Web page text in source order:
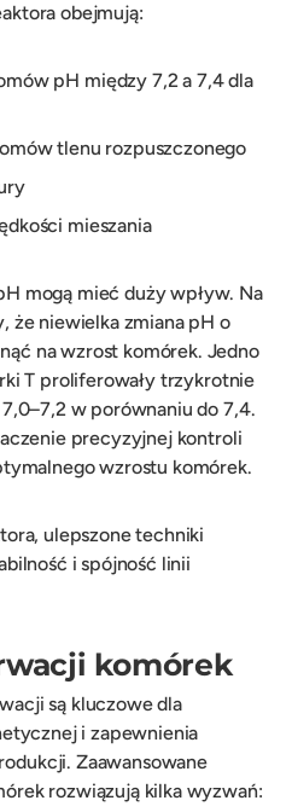
obejmują:
pH między 7,2 a 7,4 dla
tlenu rozpuszczonego
mieszania
mogą mieć duży wpływ. Na
że niewielka zmiana pH o
na wzrost komórek. Jedno
T proliferowały trzykrotnie
w porównaniu do 7,4.
precyzyjnej kontroli
wzrostu komórek.
ulepszone techniki
i spójność linii
komórek
są kluczowe dla
i zapewnienia
Zaawansowane
rozwiązują kilka wyzwań: